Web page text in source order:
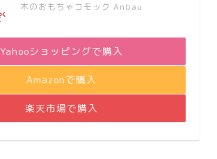
木のおもちゃコモック Anbau
Yahooショッピングで購入
Amazonで購入
楽天市場で購入